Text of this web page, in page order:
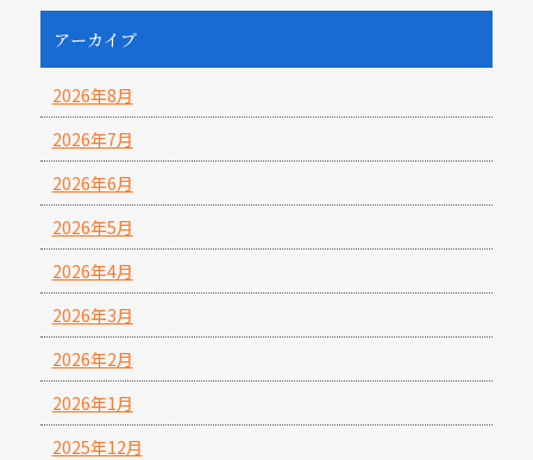
アーカイブ
2026年8月
2026年7月
2026年6月
2026年5月
2026年4月
2026年3月
2026年2月
2026年1月
2025年12月